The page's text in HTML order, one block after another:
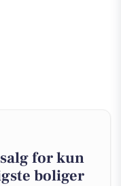
for kun
boliger